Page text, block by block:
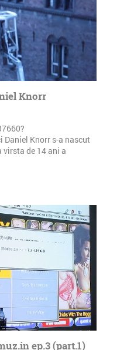
Knorr
Daniel Knorr s-a nascut
virsta de 14 ani a
ep.3 (part.1)